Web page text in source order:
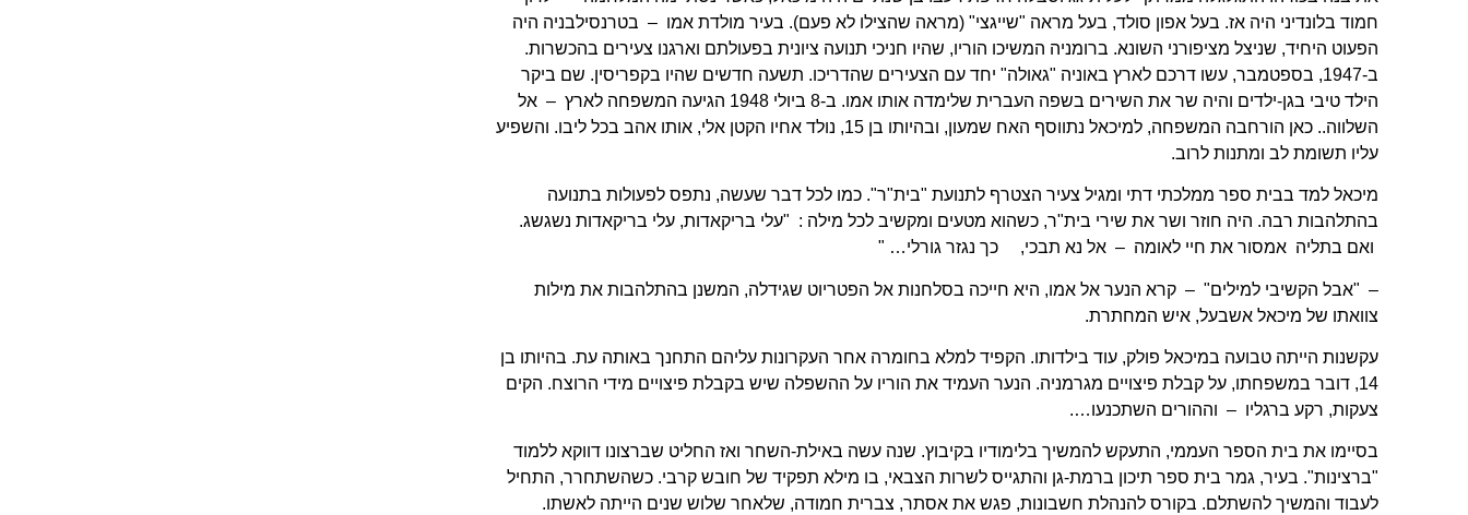
חמוד בלונדיני היה אז. בעל אפון סולד, בעל מראה "שייגצי" (מראה שהצילו לא פעם). בעיר מולדת אמו – בטרנסילבניה היה
הפעוט היחיד, שניצל מציפורני השונא. ברומניה המשיכו הוריו, שהיו חניכי תנועה ציונית בפעולתם וארגנו צעירים בהכשרות.
ב-1947, בספטמבר, עשו דרכם לארץ באוניה "גאולה" יחד עם הצעירים שהדריכו. תשעה חדשים שהיו בקפריסין. שם ביקר
הילד טיבי בגן-ילדים והיה שר את השירים בשפה העברית שלימדה אותו אמו. ב-8 ביולי 1948 הגיעה המשפחה לארץ – אל
השלווה.. כאן הורחבה המשפחה, למיכאל נתווסף האח שמעון, ובהיותו בן 15, נולד אחיו הקטן אלי, אותו אהב בכל ליבו. והשפיע
עליו תשומת לב ומתנות לרוב.
מיכאל למד בבית ספר ממלכתי דתי ומגיל צעיר הצטרף לתנועת "בית"ר". כמו לכל דבר שעשה, נתפס לפעולות בתנועה
בהתלהבות רבה. היה חוזר ושר את שירי בית"ר, כשהוא מטעים ומקשיב לכל מילה : "עלי בריקאדות, עלי בריקאדות נשגשג.
ואם בתליה אמסור את חיי לאומה – אל נא תבכי, כך נגזר גורלי… "
– "אבל הקשיבי למילים" – קרא הנער אל אמו, היא חייכה בסלחנות אל הפטריוט שגידלה, המשנן בהתלהבות את מילות
צוואתו של מיכאל אשבעל, איש המחתרת.
עקשנות הייתה טבועה במיכאל פולק, עוד בילדותו. הקפיד למלא בחומרה אחר העקרונות עליהם התחנך באותה עת. בהיותו בן
14, דובר במשפחתו, על קבלת פיצויים מגרמניה. הנער העמיד את הוריו על ההשפלה שיש בקבלת פיצויים מידי הרוצח. הקים
צעקות, רקע ברגליו – וההורים השתכנעו….
בסיימו את בית הספר העממי, התעקש להמשיך בלימודיו בקיבוץ. שנה עשה באילת-השחר ואז החליט שברצונו דווקא ללמוד
"ברצינות". בעיר, גמר בית ספר תיכון ברמת-גן והתגייס לשרות הצבאי, בו מילא תפקיד של חובש קרבי. כשהשתחרר, התחיל
לעבוד והמשיך להשתלם. בקורס להנהלת חשבונות, פגש את אסתר, צברית חמודה, שלאחר שלוש שנים הייתה לאשתו.